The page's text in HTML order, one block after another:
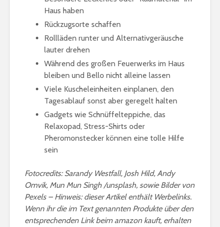
Haus haben
Rückzugsorte schaffen
Rollläden runter und Alternativgeräusche
lauter drehen
Während des großen Feuerwerks im Haus
bleiben und Bello nicht alleine lassen
Viele Kuscheleinheiten einplanen, den
Tagesablauf sonst aber geregelt halten
Gadgets wie Schnüffelteppiche, das
Relaxopad, Stress-Shirts oder
Pheromonstecker können eine tolle Hilfe
sein
Fotocredits: Sarandy Westfall, Josh Hild, Andy
Omvik, Mun Mun Singh /unsplash, sowie Bilder von
Pexels – Hinweis: dieser Artikel enthält Werbelinks.
Wenn ihr die im Text genannten Produkte über den
entsprechenden Link beim amazon kauft, erhalten